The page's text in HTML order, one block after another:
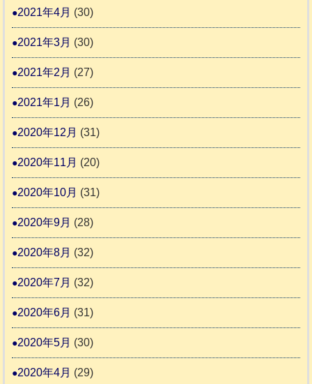
2021年4月 (30)
2021年3月 (30)
2021年2月 (27)
2021年1月 (26)
2020年12月 (31)
2020年11月 (20)
2020年10月 (31)
2020年9月 (28)
2020年8月 (32)
2020年7月 (32)
2020年6月 (31)
2020年5月 (30)
2020年4月 (29)